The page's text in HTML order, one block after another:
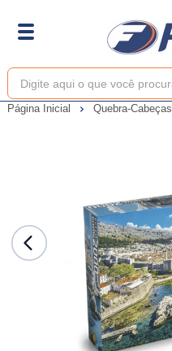
Página Inicial Quebra-Cabeças